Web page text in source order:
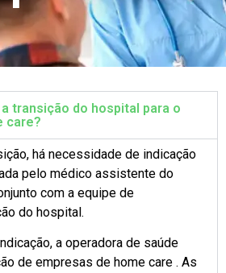
transição do hospital para o
care?
há necessidade de indicação
pelo médico assistente do
com a equipe de
do hospital.
a operadora de saúde
de empresas de home care . As